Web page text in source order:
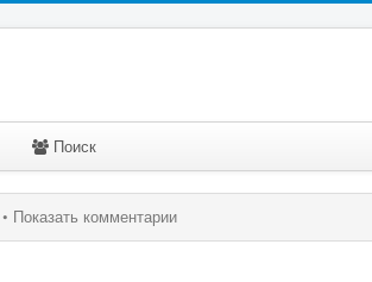
Поиск
Показать комментарии